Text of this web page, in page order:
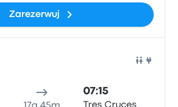
Zarezerwuj
07:15
Tres Cruces